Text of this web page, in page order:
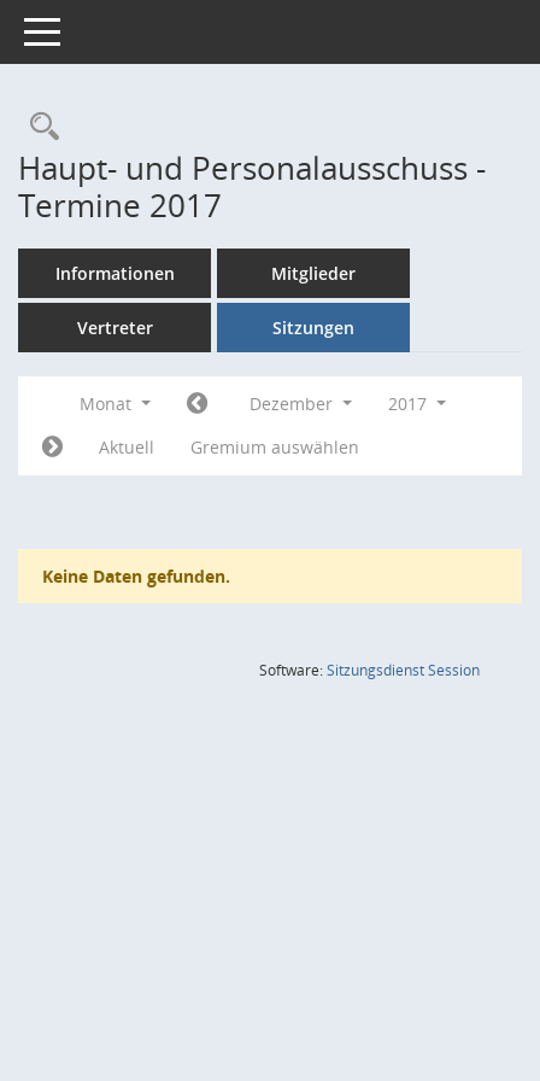
Toggle navigation
Rechercheauswahl
Haupt- und Personalausschuss -
Termine 2017
Informationen Mitglieder
Vertreter Sitzungen
Monat Dezember
2017
Aktuell
Gremium auswählen
Keine Daten gefunden.
Software:SitzungsdienstSession(Wird in